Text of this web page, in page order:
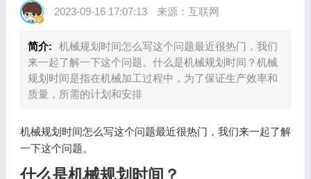
2023-09-16 17:07:13 来源：互联网
简介:
机械规划时间怎么写这个问题最近很热门，我们
来一起了解一下这个问题。什么是机械规划时间？机械
规划时间是指在机械加工过程中，为了保证生产效率和
质量，所需的计划和安排
机械规划时间怎么写这个问题最近很热门，我们来一起了解
一下这个问题。
什么是机械规划时间？